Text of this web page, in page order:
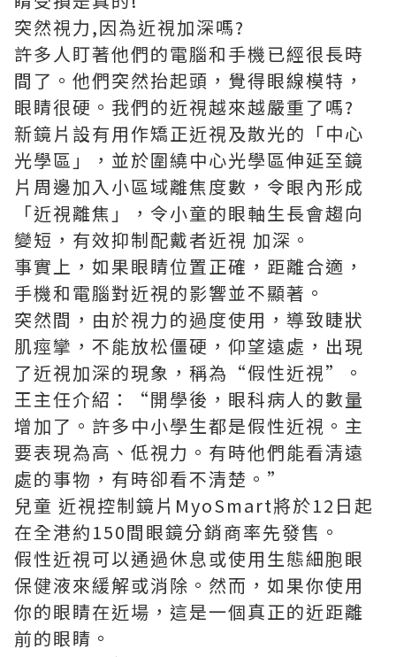
突然視力,因為近視加深嗎?
許多人盯著他們的電腦和手機已經很長時
間了。他們突然抬起頭，覺得眼線模特，
眼睛很硬。我們的近視越來越嚴重了嗎?
新鏡片設有用作矯正近視及散光的「中心
光學區」，並於圍繞中心光學區伸延至鏡
片周邊加入小區域離焦度數，令眼內形成
「近視離焦」，令小童的眼軸生長會趨向
變短，有效抑制配戴者近視 加深 。
事實上，如果眼睛位置正確，距離合適，
手機和電腦對近視的影響並不顯著。
突然間，由於視力的過度使用，導致睫狀
肌痙攣，不能放松僵硬，仰望遠處，出現
了近視加深的現象，稱為“假性近視”。
王主任介紹：“開學後，眼科病人的數量
增加了。許多中小學生都是假性近視。主
要表現為高、低視力。有時他們能看清遠
處的事物，有時卻看不清楚。”
兒童 近視控制鏡片MyoSmart將於12日起
在全港約150間眼鏡分銷商率先發售。
假性近視可以通過休息或使用生態細胞眼
保健液來緩解或消除。然而，如果你使用
你的眼睛在近場，這是一個真正的近距離
前的眼睛。